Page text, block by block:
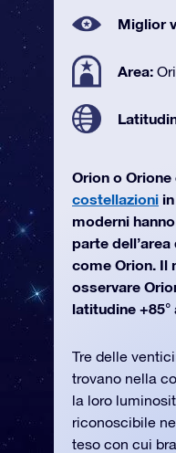
Miglior
Area:
Orion o Orione
costellazioni
moderni
parte
come Orion. Il
osservare
latitudine +85°
Tre delle
trovano nella
la loro
riconoscibile
teso con cui